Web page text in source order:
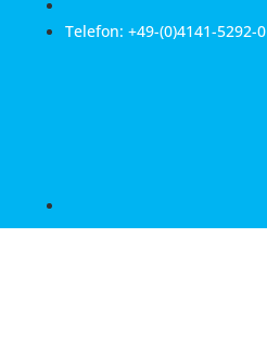
Telefon: +49-(0)4141-5292-0